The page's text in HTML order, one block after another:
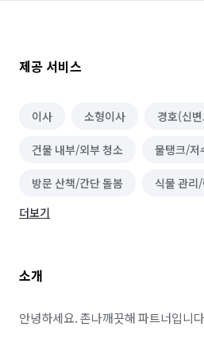
제공 서비스
이사 소형이사 경호(신
건물 내부/외부 청소 물탱크/저
방문 산책/간단 돌봄 식물 관리
건물 관리(종합/시설/행정/경비)
더보기
소개
안녕하세요. 존나깨끗해 파트너입니